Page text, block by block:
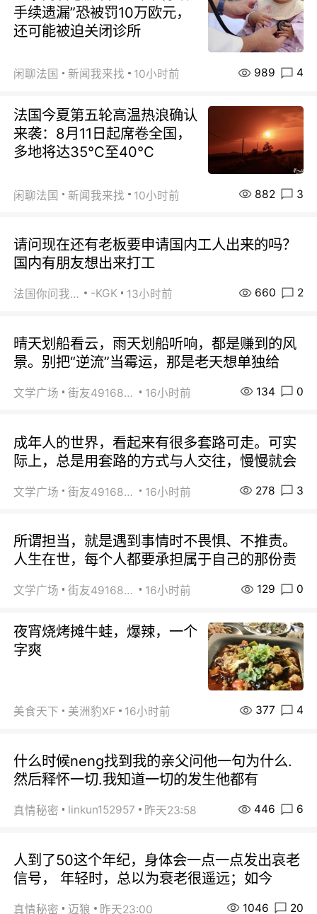
手续遗漏”恐被罚10万欧元，
还可能被迫关闭诊所
闲聊法国 新闻我来找 10小时前 989 4
法国今夏第五轮高温热浪确认
来袭：8月11日起席卷全国，
多地将达35℃至40℃
闲聊法国 新闻我来找 10小时前 882 3
请问现在还有老板要申请国内工人出来的吗？
国内有朋友想出来打工
法国你问我答 -KGK 13小时前 660 2
晴天划船看云，雨天划船听响，都是赚到的风
景。别把“逆流”当霉运，那是老天想单独给
文学广场 街友49168527 16小时前 134 0
成年人的世界，看起来有很多套路可走。可实
际上，总是用套路的方式与人交往，慢慢就会
文学广场 街友49168527 16小时前 278 3
所谓担当，就是遇到事情时不畏惧、不推责。
人生在世，每个人都要承担属于自己的那份责
文学广场 街友49168527 16小时前 129 0
夜宵烧烤摊牛蛙，爆辣，一个
字爽
美食天下 美洲豹XF 16小时前 377 4
什么时候neng找到我的亲父问他一句为什么.
然后释怀一切.我知道一切的发生他都有
真情秘密 linkun152957 昨天23:58 446 6
人到了50这个年纪，身体会一点一点发出哀老
信号， 年轻时，总以为衰老很遥远；如今
真情秘密 迈狼 昨天23:00 1046 20